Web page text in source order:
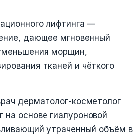
лифтинга —
дающее мгновенный
морщин,
тканей и чёткого
дерматолог-косметолог
на основе гиалуроновой
утраченный объём в